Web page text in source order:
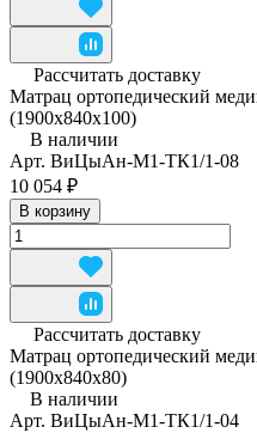
Рассчитать доставку
Матрац ортопедический
(1900x840x100)
В наличии
Арт. ВиЦыАн-М1-ТК1/1-08
10 054 ₽
В корзину
Рассчитать доставку
Матрац ортопедический
(1900x840x80)
В наличии
Арт. ВиЦыАн-М1-ТК1/1-04